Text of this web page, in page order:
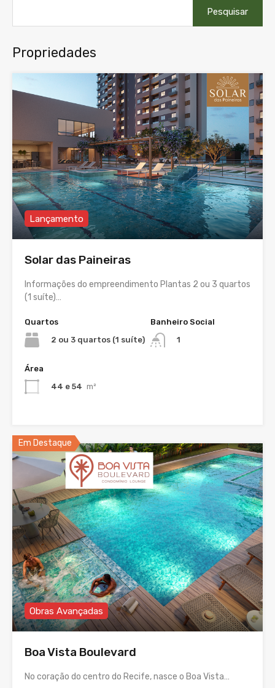
por:
Propriedades
Lançamento
Solar das Paineiras
Informações do empreendimento Plantas 2 ou 3 quartos
(1 suíte)…
Quartos
2 ou 3 quartos (1 suíte)
Banheiro Social
1
Área
44 e 54 m²
Em Destaque
Obras Avançadas
Boa Vista Boulevard
No coração do centro do Recife, nasce o Boa Vista…